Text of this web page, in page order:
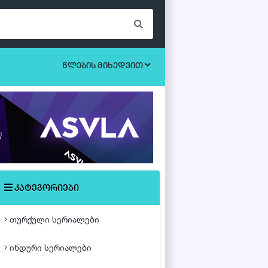
ეროტიული
ისტორიული
მძაფრ-სიუჟეტიანი
წლების მიხედვით
კატეგორიები
თურქული სერიალები
ინდური სერიალები